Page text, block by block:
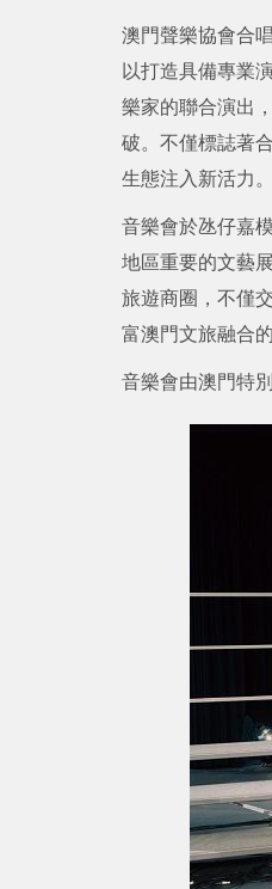
澳門聲樂協會合
以打造具備專業
樂家的聯合演出
破。不僅標誌著
生態注入新活力。
音樂會於氹仔嘉
地區重要的文藝
旅遊商圈，不僅
富澳門文旅融合的
音樂會由澳門特